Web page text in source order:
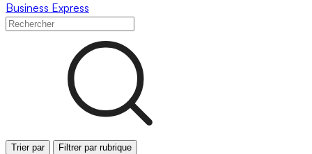
Business Express
Trier par Filtrer par rubrique